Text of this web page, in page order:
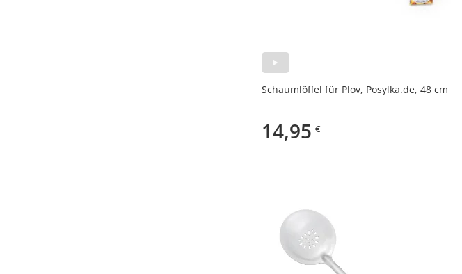
Schaumlöffel für Plov, Posylka.de, 48 cm
14,95 €